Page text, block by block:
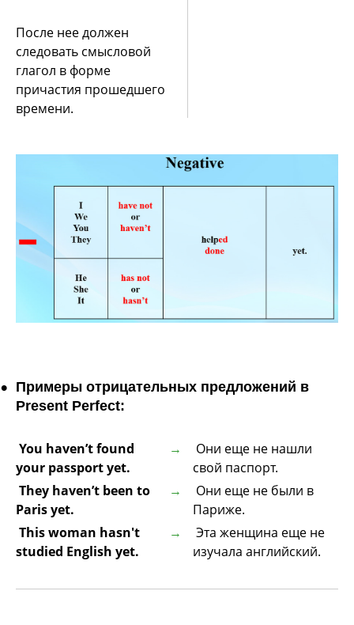
После нее должен
следовать смысловой
глагол в форме
причастия прошедшего
времени.
Примеры отрицательных предложений в
Present Perfect:
You haven’t found
your passport yet.
Они еще не нашли
свой паспорт.
They haven’t been to
Paris yet.
Они еще не были в
Париже.
This woman hasn't
studied English yet.
Эта женщина еще не
изучала английский.